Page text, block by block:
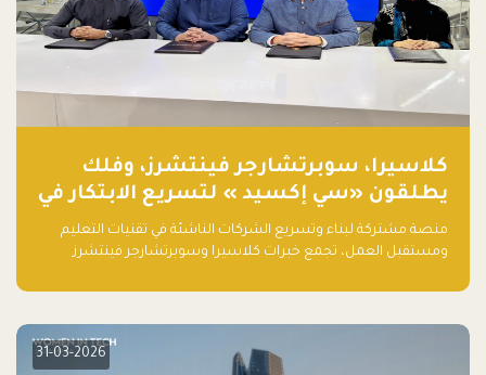
كلاسيرا، سوبرتشارجر فينتشرز، وفلك
يطلقون «سي إكسيد » لتسريع الابتكار في
تقنيات التعليم ومستقبل العمل
منصة مشتركة لبناء وتسريع الشركات الناشئة في تقنيات التعليم
ومستقبل العمل، تجمع خبرات كلاسيرا وسوبرتشارجر فينتشرز
العالمية.
31-03-2026